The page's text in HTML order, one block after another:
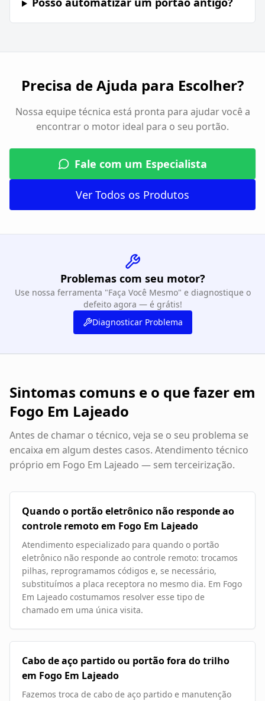
Precisa de Ajuda para Escolher?
Nossa equipe técnica está pronta para ajudar você a
encontrar o motor ideal para o seu portão.
Fale com um Especialista
Ver Todos os Produtos
Problemas com seu motor?
Use nossa ferramenta "Faça Você Mesmo" e diagnostique o
defeito agora — é grátis!
Diagnosticar Problema
Sintomas comuns e o que fazer em
Fogo Em Lajeado
Antes de chamar o técnico, veja se o seu problema se
encaixa em algum destes casos. Atendimento técnico
próprio em Fogo Em Lajeado — sem terceirização.
Quando o portão eletrônico não responde ao
controle remoto em Fogo Em Lajeado
Atendimento especializado para quando o portão
eletrônico não responde ao controle remoto: trocamos
pilhas, reprogramamos códigos e, se necessário,
substituímos a placa receptora no mesmo dia. Em Fogo
Em Lajeado costumamos resolver esse tipo de
chamado em uma única visita.
Cabo de aço partido ou portão fora do trilho
em Fogo Em Lajeado
Fazemos troca de cabo de aço partido e manutenção